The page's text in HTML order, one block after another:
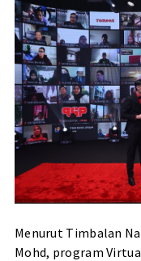
Menurut Timbalan
Mohd, program